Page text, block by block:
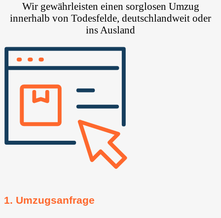
Wir gewährleisten einen sorglosen Umzug
innerhalb von Todesfelde, deutschlandweit oder
ins Ausland
1. Umzugsanfrage